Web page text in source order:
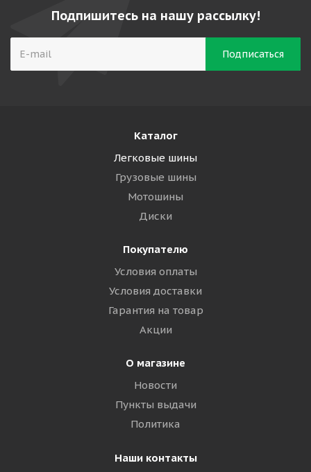
Подпишитесь на нашу рассылку!
Каталог
Легковые шины
Грузовые шины
Мотошины
Диски
Покупателю
Условия оплаты
Условия доставки
Гарантия на товар
Акции
О магазине
Новости
Пункты выдачи
Политика
Наши контакты